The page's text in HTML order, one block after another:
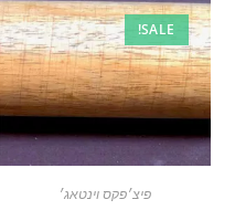
SALE!
פיצ׳פקס וינטאג׳